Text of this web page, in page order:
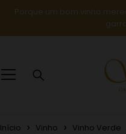
Porque um bom vinho
Início Vinho Vinho Verde